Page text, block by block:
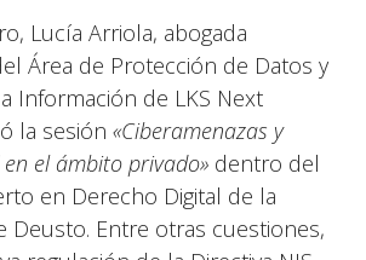
Lucía Arriola, abogada
Área de Protección de Datos y
Información de LKS Next
la sesión «Ciberamenazas y
el ámbito privado» dentro del
en Derecho Digital de la
Deusto. Entre otras cuestiones,